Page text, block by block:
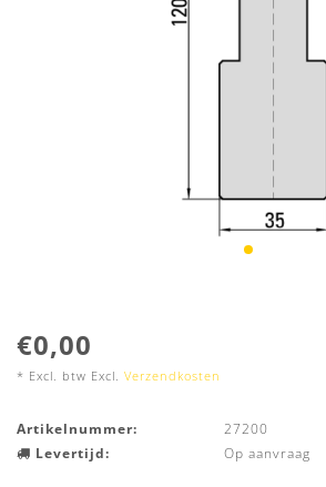
€0,00
* Excl. btw Excl. Verzendkosten
Artikelnummer:
27200
Levertijd:
Op aanvraag